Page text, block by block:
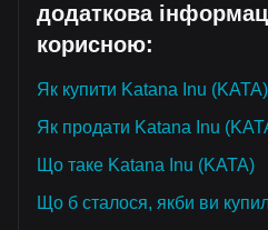
додаткова
корисною:
Як купити Katana Inu
Як продати Katana Inu
Що таке Katana Inu (KATA)
Що б сталося, якби ви